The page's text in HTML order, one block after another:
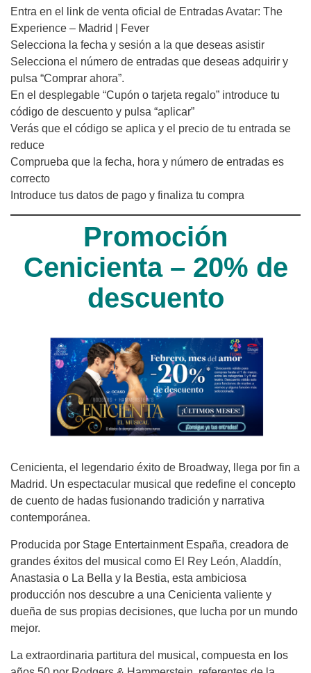
Entra en el link de venta oficial de Entradas Avatar: The
Experience – Madrid | Fever
Selecciona la fecha y sesión a la que deseas asistir
Selecciona el número de entradas que deseas adquirir y
pulsa “Comprar ahora”.
En el desplegable “Cupón o tarjeta regalo” introduce tu
código de descuento y pulsa “aplicar”
Verás que el código se aplica y el precio de tu entrada se
reduce
Comprueba que la fecha, hora y número de entradas es
correcto
Introduce tus datos de pago y finaliza tu compra
Promoción
Cenicienta – 20% de
descuento
Cenicienta, el legendario éxito de Broadway, llega por fin a
Madrid. Un espectacular musical que redefine el concepto
de cuento de hadas fusionando tradición y narrativa
contemporánea.
Producida por Stage Entertainment España, creadora de
grandes éxitos del musical como El Rey León, Aladdín,
Anastasia o La Bella y la Bestia, esta ambiciosa
producción nos descubre a una Cenicienta valiente y
dueña de sus propias decisiones, que lucha por un mundo
mejor.
La extraordinaria partitura del musical, compuesta en los